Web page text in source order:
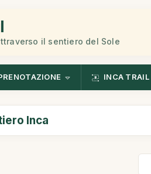
il sentiero del Sole
INCA TRAIL
Inca